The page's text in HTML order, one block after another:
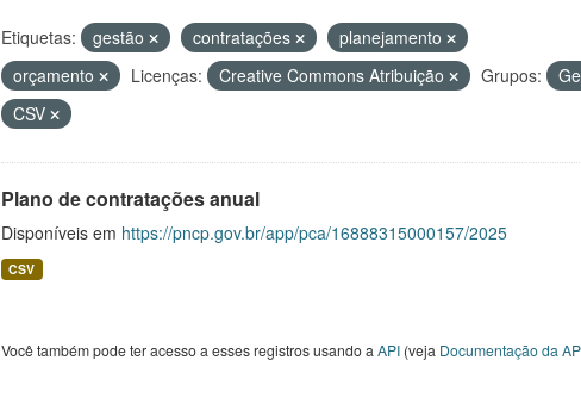
Etiquetas: gestão contratações
planejamento
orçamento
Licenças: Creative Commons Atribuição Grupos:
CSV
Plano de contratações anual
Disponíveis em https://pncp.gov.br/app/pca/16888315000157/2025
CSV
Você também pode ter acesso a esses registros usando a API(veja Documentação da